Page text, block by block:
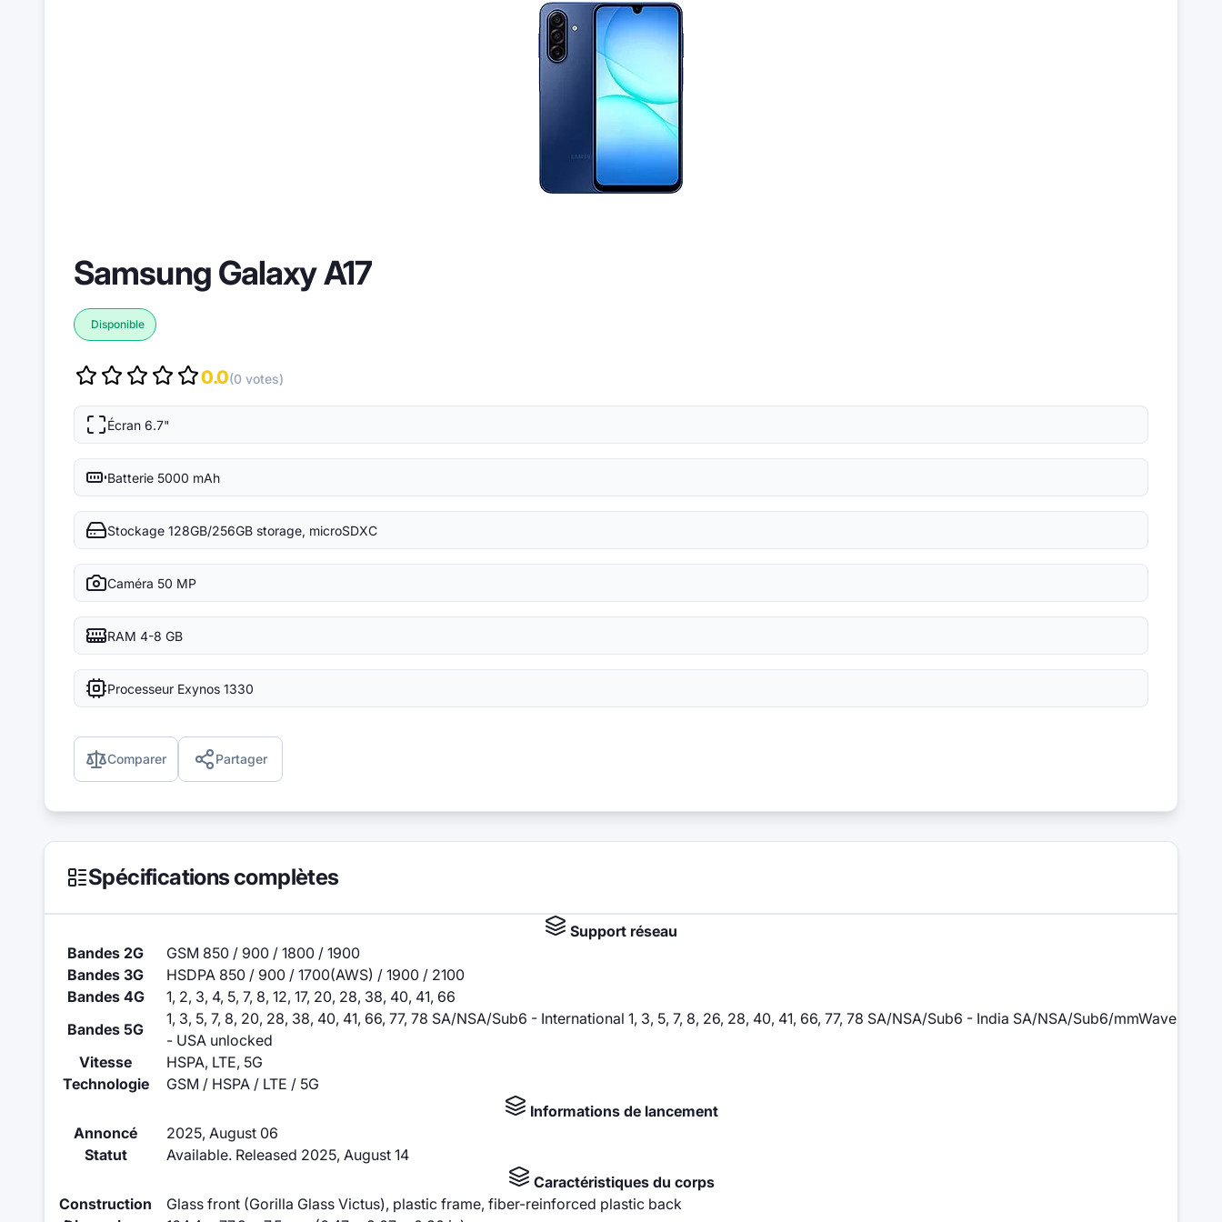
Samsung Galaxy A17
Disponible
0.0(0 votes)
Écran 6.7"
Batterie 5000 mAh
Stockage 128GB/256GB storage, microSDXC
Caméra 50 MP
RAM 4-8 GB
Processeur Exynos 1330
Comparer Partager
Spécifications complètes
Support réseau
Bandes 2G
GSM 850 / 900 / 1800 / 1900
Bandes 3G
HSDPA 850 / 900 / 1700(AWS) / 1900 / 2100
Bandes 4G
1, 2, 3, 4, 5, 7, 8, 12, 17, 20, 28, 38, 40, 41, 66
Bandes 5G
1, 3, 5, 7, 8, 20, 28, 38, 40, 41, 66, 77, 78 SA/NSA/Sub6 - International 1, 3, 5, 7, 8, 26, 28, 40, 41, 66, 77, 78 SA/NSA/Sub6 - India SA/NSA/Sub6/mmWave
- USA unlocked
Vitesse
HSPA, LTE, 5G
Technologie
GSM / HSPA / LTE / 5G
Informations de lancement
Annoncé
2025, August 06
Statut
Available. Released 2025, August 14
Caractéristiques du corps
Construction
Glass front (Gorilla Glass Victus), plastic frame, fiber-reinforced plastic back